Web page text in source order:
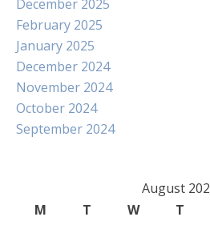
December 2025
February 2025
January 2025
December 2024
November 2024
October 2024
September 2024
August
M
T W T